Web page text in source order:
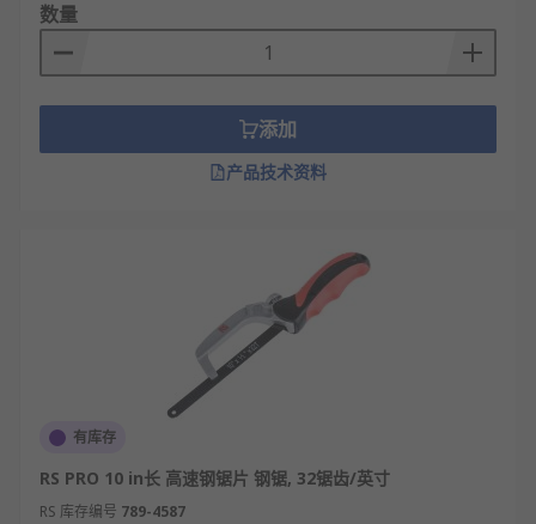
数量
添加
产品技术资料
有库存
RS PRO 10 in长 高速钢锯片 钢锯, 32锯齿/英寸
RS 库存编号 789-4587